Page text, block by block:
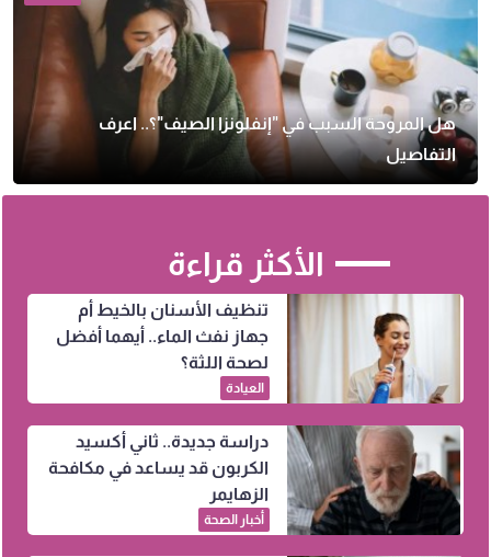
هل المروحة السبب في "إنفلونزا الصيف"؟.. اعرف
التفاصيل
الأكثر قراءة
تنظيف الأسنان بالخيط أم
جهاز نفث الماء.. أيهما أفضل
لصحة اللثة؟
العيادة
دراسة جديدة.. ثاني أكسيد
الكربون قد يساعد في مكافحة
الزهايمر
أخبار الصحة